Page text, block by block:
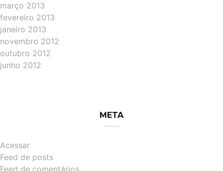
março 2013
fevereiro 2013
janeiro 2013
novembro 2012
outubro 2012
junho 2012
META
Acessar
Feed de posts
Feed de comentários